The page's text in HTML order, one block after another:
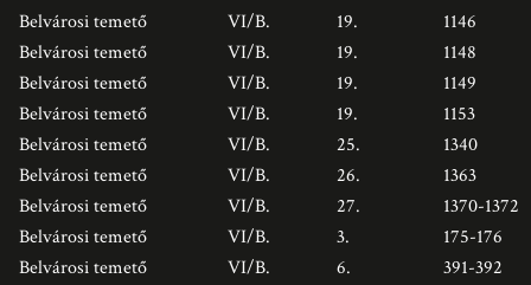
Belvárosi temető
VI/B. 19.
1146
Belvárosi temető
VI/B. 19.
1148
Belvárosi temető
VI/B. 19.
1149
Belvárosi temető
VI/B. 19.
1153
Belvárosi temető
VI/B. 25.
1340
Belvárosi temető
VI/B. 26.
1363
Belvárosi temető
VI/B. 27.
1370-1372
Belvárosi temető
VI/B. 3.
175-176
Belvárosi temető
VI/B. 6.
391-392